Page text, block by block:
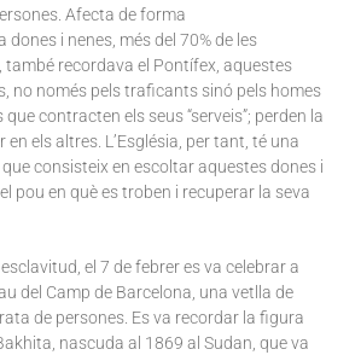
Afecta de forma
i nenes, més del 70% de les
també recordava el Pontífex, aquestes
no només pels traficants sinó pels homes
contracten els seus “serveis”; perden la
els altres. L’Església, per tant, té una
consisteix en escoltar aquestes dones i
pou en què es troben i recuperar la seva
el 7 de febrer es va celebrar a
del Camp de Barcelona, una vetlla de
de persones. Es va recordar la figura
nascuda al 1869 al Sudan, que va